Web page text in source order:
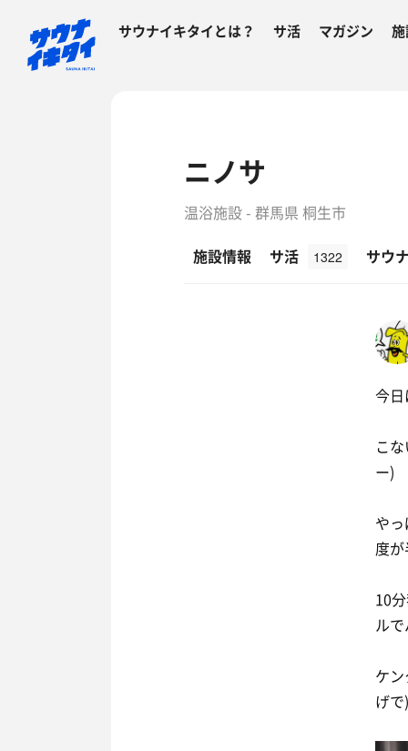
サウナイキタイとは？ サ活 マガジン
ニノサ
温浴施設 - 群馬県 桐生市
施設情報
サ活 1322 サウ
今
こ
ー)
や
度
10
ル
ケ
げ